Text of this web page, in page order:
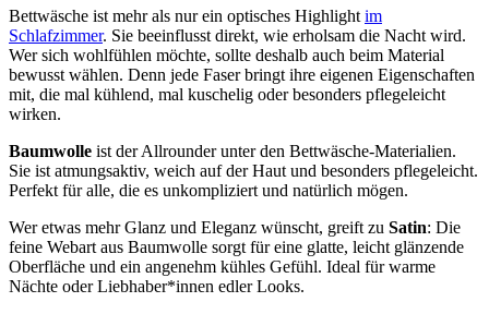
Bettwäsche ist mehr als nur ein optisches Highlight im
Schlafzimmer. Sie beeinflusst direkt, wie erholsam die Nacht wird.
Wer sich wohlfühlen möchte, sollte deshalb auch beim Material
bewusst wählen. Denn jede Faser bringt ihre eigenen Eigenschaften
mit, die mal kühlend, mal kuschelig oder besonders pflegeleicht
wirken.
Baumwolle ist der Allrounder unter den Bettwäsche-Materialien.
Sie ist atmungsaktiv, weich auf der Haut und besonders pflegeleicht.
Perfekt für alle, die es unkompliziert und natürlich mögen.
Wer etwas mehr Glanz und Eleganz wünscht, greift zu Satin: Die
feine Webart aus Baumwolle sorgt für eine glatte, leicht glänzende
Oberfläche und ein angenehm kühles Gefühl. Ideal für warme
Nächte oder Liebhaber*innen edler Looks.